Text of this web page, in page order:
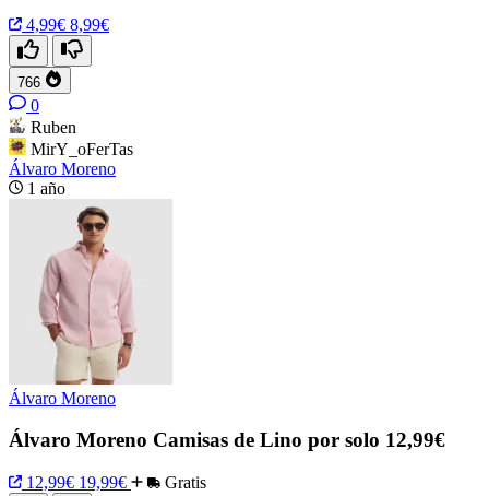
4,99€ 8,99€
766
0
Ruben
MirY_oFerTas
Álvaro Moreno
1 año
Álvaro Moreno
Álvaro Moreno Camisas de Lino por solo 12,99€
12,99€ 19,99€ Gratis